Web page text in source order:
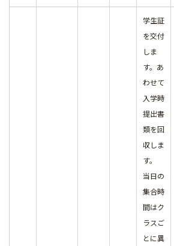
学生証
を交付
しま
す。あ
わせて
入学時
提出書
類を回
収しま
す。
当日の
集合時
間はク
ラスご
とに異